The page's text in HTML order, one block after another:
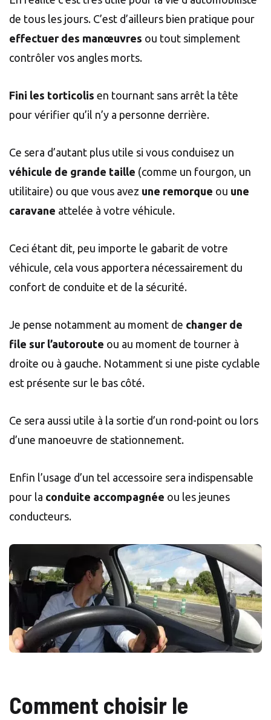
de tous les jours. C’est d’ailleurs bien pratique pour
effectuer des manœuvres ou tout simplement
contrôler vos angles morts.
Fini les torticolis en tournant sans arrêt la tête
pour vérifier qu’il n’y a personne derrière.
Ce sera d’autant plus utile si vous conduisez un
véhicule de grande taille (comme un fourgon, un
utilitaire) ou que vous avez une remorque ou une
caravane attelée à votre véhicule.
Ceci étant dit, peu importe le gabarit de votre
véhicule, cela vous apportera nécessairement du
confort de conduite et de la sécurité.
Je pense notamment au moment de changer de
file sur l’autoroute ou au moment de tourner à
droite ou à gauche. Notamment si une piste cyclable
est présente sur le bas côté.
Ce sera aussi utile à la sortie d’un rond-point ou lors
d’une manoeuvre de stationnement.
Enfin l’usage d’un tel accessoire sera indispensable
pour la conduite accompagnée ou les jeunes
conducteurs.
Comment choisir le